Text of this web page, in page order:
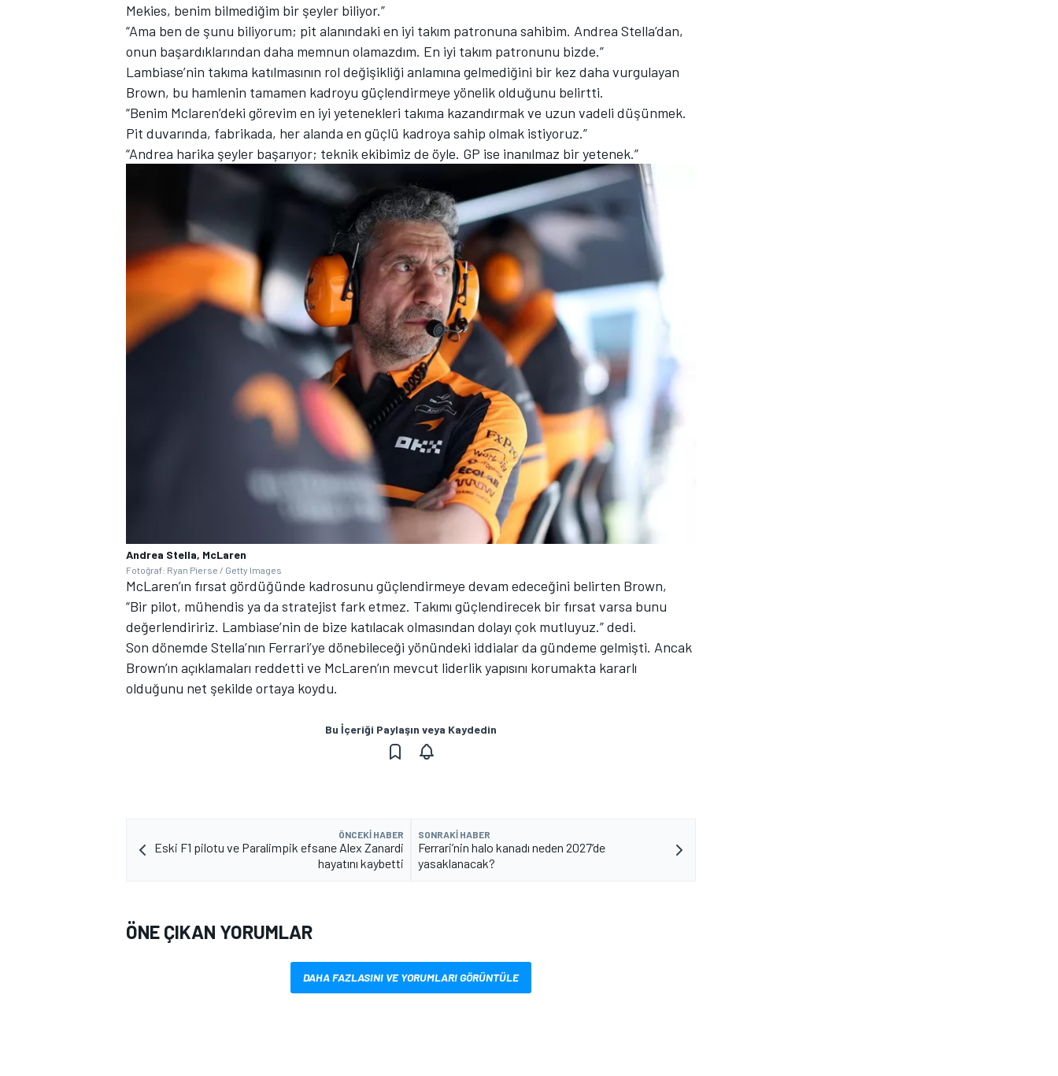
Mekies, benim bilmediğim bir şeyler biliyor.”
“Ama ben de şunu biliyorum; pit alanındaki en iyi takım patronuna sahibim. Andrea Stella’dan,
onun başardıklarından daha memnun olamazdım. En iyi takım patronunu bizde.”
Lambiase’nin takıma katılmasının rol değişikliği anlamına gelmediğini bir kez daha vurgulayan
Brown, bu hamlenin tamamen kadroyu güçlendirmeye yönelik olduğunu belirtti.
“Benim Mclaren’deki görevim en iyi yetenekleri takıma kazandırmak ve uzun vadeli düşünmek.
Pit duvarında, fabrikada, her alanda en güçlü kadroya sahip olmak istiyoruz.”
“Andrea harika şeyler başarıyor; teknik ekibimiz de öyle. GP ise inanılmaz bir yetenek.”
Andrea Stella, McLaren
Fotoğraf: Ryan Pierse / Getty Images
McLaren’ın fırsat gördüğünde kadrosunu güçlendirmeye devam edeceğini belirten Brown,
“Bir pilot, mühendis ya da stratejist fark etmez. Takımı güçlendirecek bir fırsat varsa bunu
değerlendiririz. Lambiase’nin de bize katılacak olmasından dolayı çok mutluyuz.” dedi.
Son dönemde Stella’nın Ferrari’ye dönebileceği yönündeki iddialar da gündeme gelmişti. Ancak
Brown’ın açıklamaları reddetti ve McLaren’ın mevcut liderlik yapısını korumakta kararlı
olduğunu net şekilde ortaya koydu.
Bu İçeriği Paylaşın veya Kaydedin
ÖNCEKI HABER
Eski F1 pilotu ve Paralimpik efsane Alex Zanardi
hayatını kaybetti
SONRAKI HABER
Ferrari’nin halo kanadı neden 2027’de
yasaklanacak?
ÖNE ÇIKAN YORUMLAR
DAHA FAZLASINI VE YORUMLARI GÖRÜNTÜLE